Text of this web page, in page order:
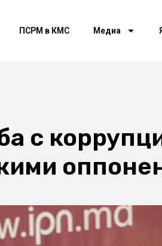
ПСРМ в КМС Медиа
с